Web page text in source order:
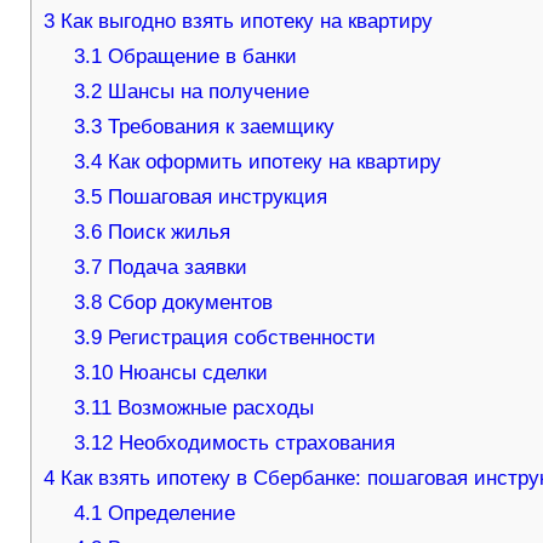
3Как выгодно взять ипотеку на квартиру
3.1 Обращение в банки
3.2 Шансы на получение
3.3 Требования к заемщику
3.4 Как оформить ипотеку на квартиру
3.5 Пошаговая инструкция
3.6 Поиск жилья
3.7 Подача заявки
3.8 Сбор документов
3.9 Регистрация собственности
3.10 Нюансы сделки
3.11 Возможные расходы
3.12 Необходимость страхования
4Как взять ипотеку в Сбербанке: пошаговая
4.1 Определение